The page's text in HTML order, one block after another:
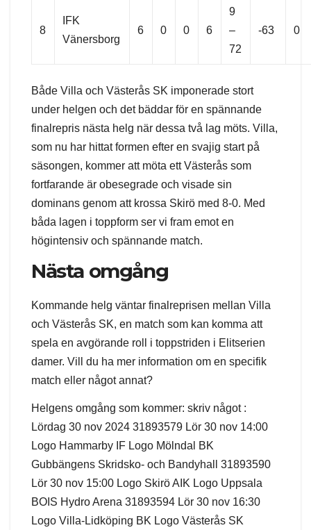
8
IFK
Vänersborg
6 0 0 6
9
–
72
-63 0
Både Villa och Västerås SK imponerade stort
under helgen och det bäddar för en spännande
finalrepris nästa helg när dessa två lag möts. Villa,
som nu har hittat formen efter en svajig start på
säsongen, kommer att möta ett Västerås som
fortfarande är obesegrade och visade sin
dominans genom att krossa Skirö med 8-0. Med
båda lagen i toppform ser vi fram emot en
högintensiv och spännande match.
Nästa omgång
Kommande helg väntar finalreprisen mellan Villa
och Västerås SK, en match som kan komma att
spela en avgörande roll i toppstriden i Elitserien
damer. Vill du ha mer information om en specifik
match eller något annat?
Helgens omgång som kommer: skriv något :
Lördag 30 nov 2024 31893579 Lör 30 nov 14:00
Logo Hammarby IF Logo Mölndal BK
Gubbängens Skridsko- och Bandyhall 31893590
Lör 30 nov 15:00 Logo Skirö AIK Logo Uppsala
BOIS Hydro Arena 31893594 Lör 30 nov 16:30
Logo Villa-Lidköping BK Logo Västerås SK